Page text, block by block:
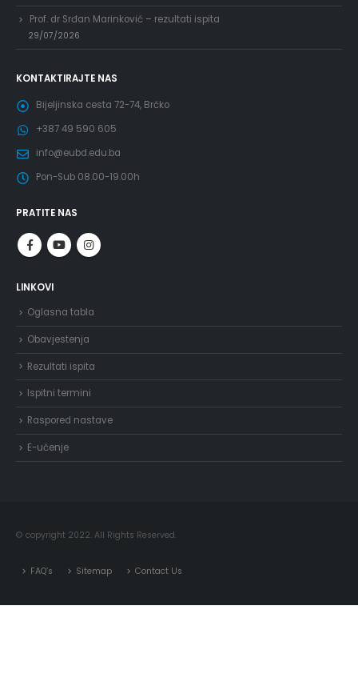
Prof. dr Srđan Marinković – rezultati ispita
29/07/2026
KONTAKTIRAJTE NAS
Bijeljinska cesta 72-74, Brčko
+387 49 590 605
info@eubd.edu.ba
Pon-Sub 08.00-19.00h
PRATITE NAS
LINKOVI
Oglasna tabla
Obavjestenja
Rezultati ispita
Ispitni termini
Raspored nastave
E-učenje
© copyright 2022. All Rights Reserved.
FAQ’s Sitemap Contact Us